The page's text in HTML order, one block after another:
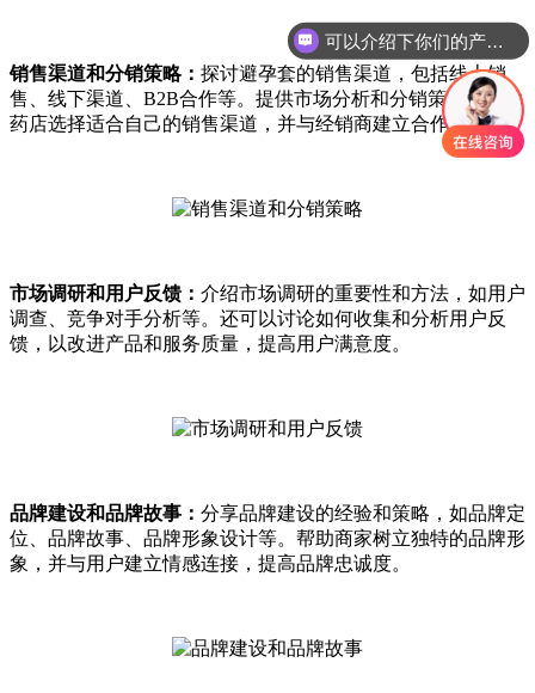
销售渠道和分销策略： 探讨避孕套的销售渠道，包括线上销
售、线下渠道、B2B合作等。提供市场分析和分销策略，帮助
药店选择适合自己的销售渠道，并与经销商建立合作关系。
市场调研和用户反馈： 介绍市场调研的重要性和方法，如用户
调查、竞争对手分析等。还可以讨论如何收集和分析用户反
馈，以改进产品和服务质量，提高用户满意度。
品牌建设和品牌故事： 分享品牌建设的经验和策略，如品牌定
位、品牌故事、品牌形象设计等。帮助商家树立独特的品牌形
象，并与用户建立情感连接，提高品牌忠诚度。
可以介绍下你们的产品么？
你们是怎么收费的呢？